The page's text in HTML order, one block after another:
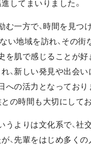
してまいりました。
む一方で、時間を見つ
い地域を訪れ、その街
を肌で感じることが好
、新しい発見や出会
への活力となっており
の時間も大切にしてお
うよりは文化系で、社
、先輩をはじめ多くの